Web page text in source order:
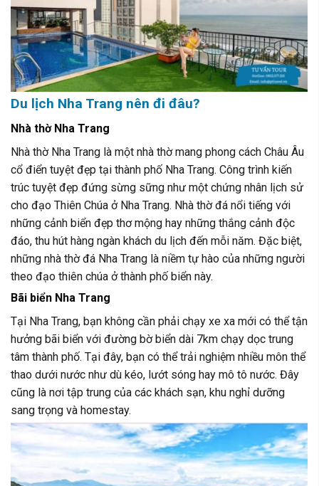
Du lịch Nha Trang nên đi đâu?
Nhà thờ Nha Trang
Nhà thờ Nha Trang là một nhà thờ mang phong cách Châu Âu
cổ điển tuyệt đẹp tại thành phố Nha Trang. Công trình kiến ​​
trúc tuyệt đẹp đứng sừng sững như một chứng nhân lịch sử
cho đạo Thiên Chúa ở Nha Trang. Nhà thờ đá nổi tiếng với
những cảnh biển đẹp thơ mộng hay những thắng cảnh độc
đáo, thu hút hàng ngàn khách du lịch đến mỗi năm. Đặc biệt,
những nhà thờ đá Nha Trang là niềm tự hào của những người
theo đạo thiên chúa ở thành phố biển này.
Bãi biển Nha Trang
Tại Nha Trang, bạn không cần phải chạy xe xa mới có thể tận
hưởng bãi biển với đường bờ biển dài 7km chạy dọc trung
tâm thành phố. Tại đây, bạn có thể trải nghiệm nhiều môn thể
thao dưới nước như dù kéo, lướt sóng hay mô tô nước. Đây
cũng là nơi tập trung của các khách sạn, khu nghỉ dưỡng
sang trọng và homestay.